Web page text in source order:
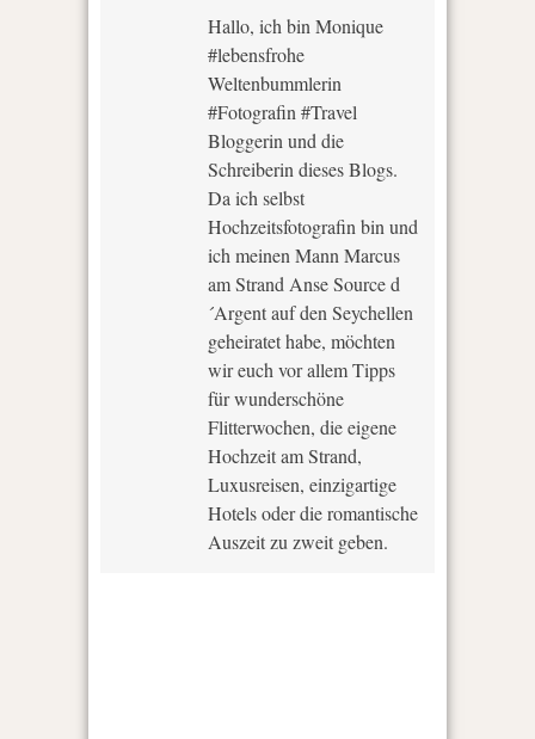
Hallo, ich bin Monique
#lebensfrohe
Weltenbummlerin
#Fotografin #Travel
Bloggerin und die
Schreiberin dieses Blogs.
Da ich selbst
Hochzeitsfotografin bin und
ich meinen Mann Marcus
am Strand Anse Source d
´Argent auf den Seychellen
geheiratet habe, möchten
wir euch vor allem Tipps
für wunderschöne
Flitterwochen, die eigene
Hochzeit am Strand,
Luxusreisen, einzigartige
Hotels oder die romantische
Auszeit zu zweit geben.